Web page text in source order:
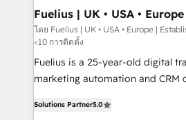
framework, meaning we've
HubSpot and vetted by the CCS,
can support public sector
other ones listed in our profile. Our services: -
HubSpot implementation - HubSpot CMS website
is there for you to: - Grow revenue, and run your
Fuelius | UK • USA •
1998
โดย Fuelius | UK • USA • Europe |
<10 การติดตั้ง
Fuelius is a 25-year-old digital
marketing automation and CRM
maximise their return from
Solutions Partner5.0